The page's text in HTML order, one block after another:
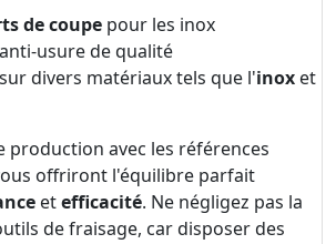
de coupe pour les inox
usure de qualité
divers matériaux tels que l'inox et
production avec les références
offriront l'équilibre parfait
etefficacité. Ne négligez pas la
de fraisage, car disposer des